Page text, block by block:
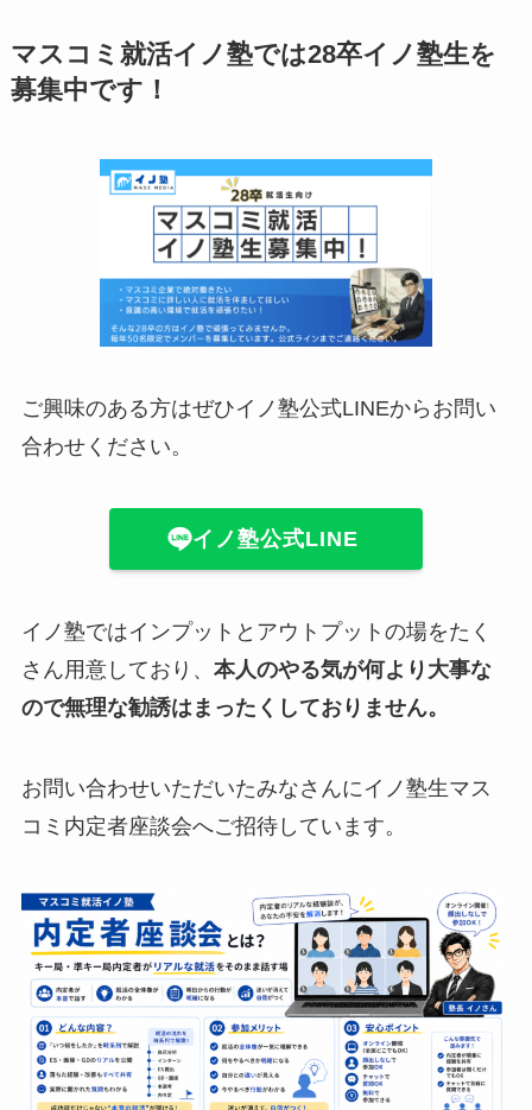
マスコミ就活イノ塾では28卒イノ塾生を
募集中です！
ご興味のある方はぜひイノ塾公式LINEからお問い
合わせください。
イノ塾公式LINE
イノ塾ではインプットとアウトプットの場をたく
さん用意しており、 本人のやる気が何より大事な
ので無理な勧誘はまったくしておりません。
お問い合わせいただいたみなさんにイノ塾生マス
コミ内定者座談会へご招待しています。